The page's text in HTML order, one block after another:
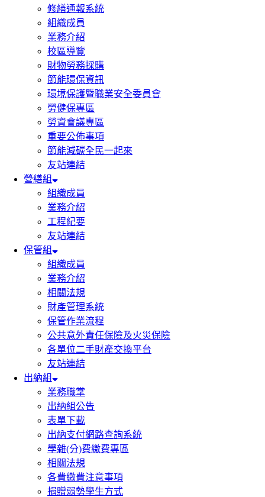
修繕通報系統
組織成員
業務介紹
校區導覽
財物勞務採購
節能環保資訊
環境保護暨職業安全委員會
勞健保專區
勞資會議專區
重要公佈事項
節能減碳全民一起來
友站連結
營繕組
組織成員
業務介紹
工程紀要
友站連結
保管組
組織成員
業務介紹
相關法規
財產管理系統
保管作業流程
公共意外責任保險及火災保險
各單位二手財產交換平台
友站連結
出納組
業務職掌
出納組公告
表單下載
出納支付網路查詢系統
學雜(分)費繳費專區
相關法規
各費繳費注意事項
捐贈弱勢學生方式